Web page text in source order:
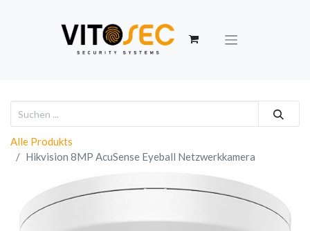
Alle Produkts
Hikvision 8MP AcuSense Eyeball Netzwerkkamera